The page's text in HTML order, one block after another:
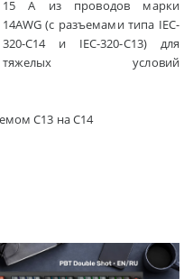
15 А из проводов марки
14AWG (с разъемами типа IEC-
320-C14 и IEC-320-C13) для
тяжелых условий
C13 на C14